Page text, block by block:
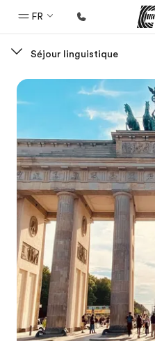
FR
Bienvenue chez EF
Programmes
Nos offres
Bureaux
Trouver un bureau
A propos de nous
Qui sommes-nous ?
EF recrute
Rejoignez nos équipes
Séjour linguistique